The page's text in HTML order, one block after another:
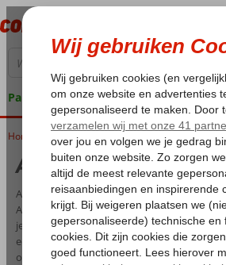
Pakketgarantie
Home All Inclusive Kusadasi
All Inclusive Kusadasi
All Inclusive vakanties naar Kusadasi boek je
Als Turks bedrijf weten wij als geen ander
je moet bezoeken tijdens je vakantie in
een uitgebreid aanbod van All Inclusive
omgeving van Kusadasi aan de Egeïsche